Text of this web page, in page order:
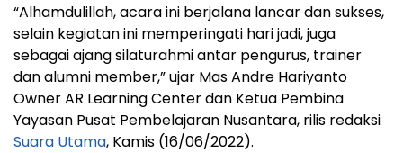
“Alhamdulillah, acara ini berjalana lancar dan sukses,
selain kegiatan ini memperingati hari jadi, juga
sebagai ajang silaturahmi antar pengurus, trainer
dan alumni member,” ujar Mas Andre Hariyanto
Owner AR Learning Center dan Ketua Pembina
Yayasan Pusat Pembelajaran Nusantara, rilis redaksi
Suara Utama, Kamis (16/06/2022).